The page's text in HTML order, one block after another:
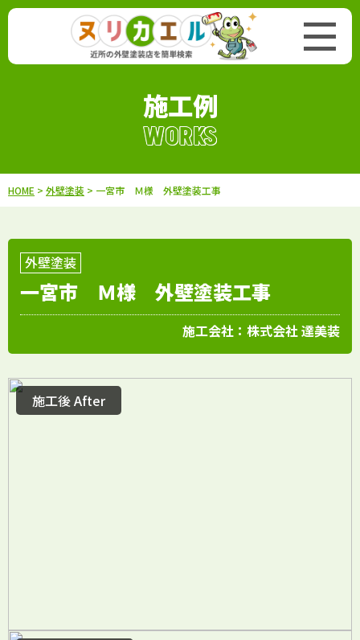
施工例
WORKS
HOME > 外壁塗装 > 一宮市 Ｍ様 外壁塗装工事
外壁塗装
一宮市 Ｍ様 外壁塗装工事
施工会社： 株式会社 達美装
施工後 After